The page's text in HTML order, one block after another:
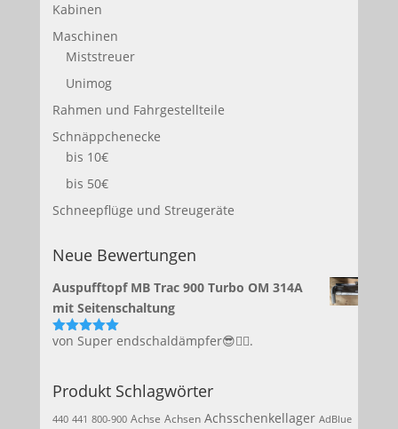
Kabinen
Maschinen
Miststreuer
Unimog
Rahmen und Fahrgestellteile
Schnäppchenecke
bis 10€
bis 50€
Schneepflüge und Streugeräte
Neue Bewertungen
Auspufftopf MB Trac 900 Turbo OM 314A
mit Seitenschaltung
Bewertet
von Super endschaldämpfer😎👍🏻.
Produkt Schlagwörter
440 441 800-900 Achse Achsen Achsschenkellager AdBlue